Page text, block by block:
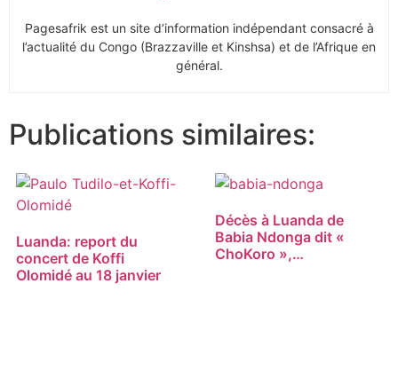
Pagesafrik est un site d’information indépendant consacré à
l’actualité du Congo (Brazzaville et Kinshsa) et de l’Afrique en
général.
Publications similaires:
Luanda: report du
concert de Koffi
Olomidé au 18 janvier
Décès à Luanda de
Babia Ndonga dit «
ChoKoro »,…